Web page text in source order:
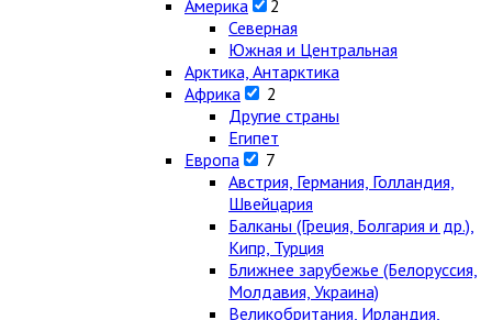
Америка
2
Северная
Южная и Центральная
Арктика, Антарктика
Африка
2
Другие страны
Египет
Европа
7
Австрия, Германия, Голландия,
Швейцария
Балканы (Греция, Болгария и др.),
Кипр, Турция
Ближнее зарубежье (Белоруссия,
Молдавия, Украина)
Великобритания, Ирландия,